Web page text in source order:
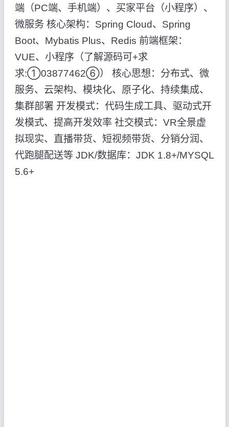
端（PC端、手机端）、买家平台（小程序）、
微服务 核心架构：Spring Cloud、Spring
Boot、Mybatis Plus、Redis 前端框架：
VUE、小程序（了解源码可+求
求:①03877462⑥） 核心思想：分布式、微
服务、云架构、模块化、原子化、持续集成、
集群部署 开发模式：代码生成工具、驱动式开
发模式、提高开发效率 社交模式：VR全景虚
拟现实、直播带货、短视频带货、分销分润、
代跑腿配送等 JDK/数据库：JDK 1.8+/MYSQL
5.6+